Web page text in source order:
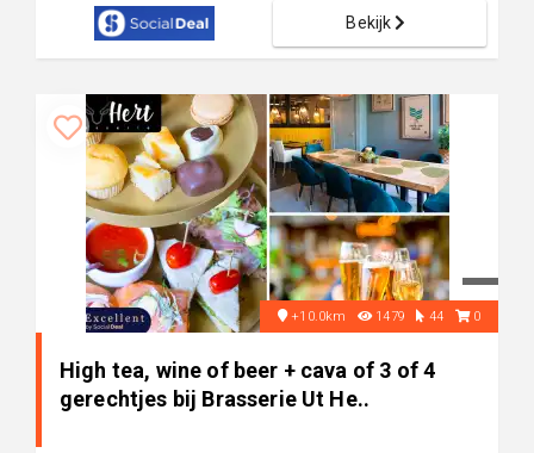
Bekijk
+10.0km 1479 44 0
High tea, wine of beer + cava of 3 of 4
gerechtjes bij Brasserie Ut He..